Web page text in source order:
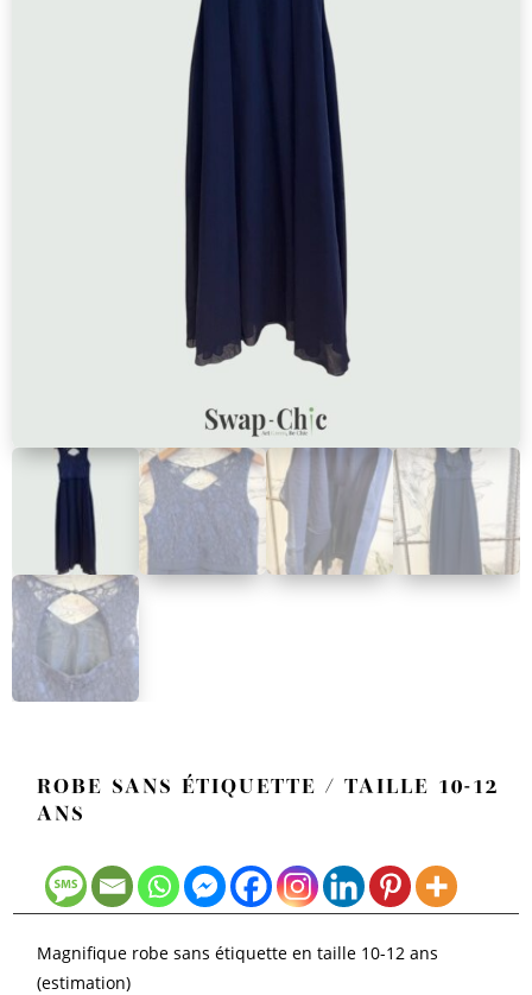
ROBE SANS ÉTIQUETTE / TAILLE 10-12
ANS
Magnifique robe sans étiquette en taille 10-12 ans
(estimation)